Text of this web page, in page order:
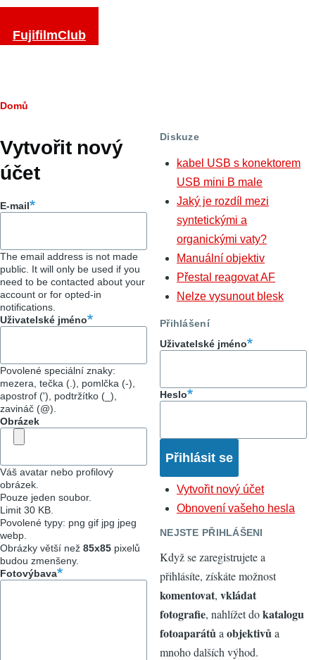
Přejít k hlavnímu obsahu
FujifilmClub
Hlavní
záložky
Drobečková
navigace
Domů
Vytvořit nový
účet
E-mail
The email address is not made
public. It will only be used if you
need to be contacted about your
account or for opted-in
notifications.
Uživatelské jméno
Povolené speciální znaky:
mezera, tečka (.), pomlčka (-),
apostrof ('), podtržítko (_),
zavináč (@).
Obrázek
Váš avatar nebo profilový
obrázek.
Pouze jeden soubor.
Limit 30 KB.
Povolené typy: png gif jpg jpeg
webp.
Obrázky větší než 85x85 pixelů
budou zmenšeny.
Fotovýbava
Diskuze
kabel USB s konektorem
USB mini B male
Jaký je rozdíl mezi
syntetickými a
organickými vaty?
Manuální objektiv
Přestal reagovat AF
Nelze vysunout blesk
Přihlášení
Uživatelské jméno
Heslo
Vytvořit nový účet
Obnovení vašeho hesla
NEJSTE PŘIHLÁŠENI
Když se zaregistrujete a
přihlásíte, získáte možnost
komentovat, vkládat
fotografie, nahlížet dokatalogu
fotoaparátůa objektivůa
mnoho dalších výhod.